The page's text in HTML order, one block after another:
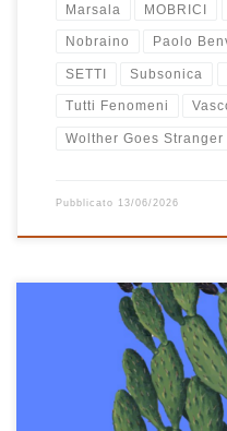
Marsala MOBRICI
Nobraino Paolo
SETTI Subsonica
Tutti Fenomeni
Wolther Goes Stranger
Pubblicato 13/06/2026
Un’esplosione di musica
“Stare bene”! 31 canzoni
(anni) archivio tutta la musica